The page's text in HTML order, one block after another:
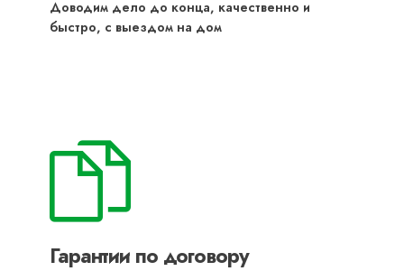
Доводим дело до конца, качественно и
быстро, с выездом на дом
Гарантии по договору